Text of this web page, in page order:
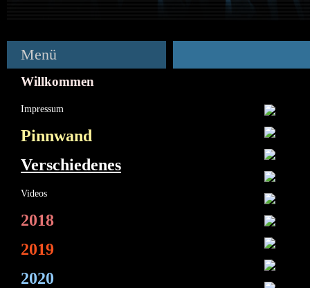
Menü
Willkommen
Impressum
Pinnwand
Verschiedenes
Videos
2018
2019
2020